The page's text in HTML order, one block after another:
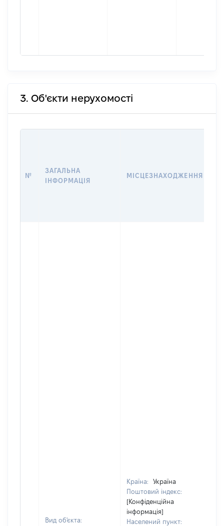
3. Об'єкти нерухомості
№
ЗАГАЛЬНА
ІНФОРМАЦІЯ
МІСЦЕЗНАХОДЖЕННЯ
Вид об'єкта:
Країна:
Україна
Поштовий індекс:
[Конфіденційна
інформація]
Населений пункт: